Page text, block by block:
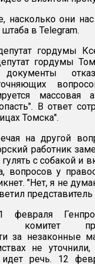
насколько они
в Telegram.
гордумы
гордумы
документы
массовая
В ответ
Томска".
на другой
работник
с собакой и
вопросов у
"Нет, я не
февраля
комитет
за незаконные
не уточнили,
идет речь. 12